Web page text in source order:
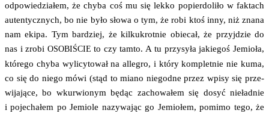
odpo­wie­dzia­łem, że chy­ba coś mu się lek­ko popier­do­li­ło w fak­tach
auten­tycz­nych, bo nie było sło­wa o tym, że robi ktoś inny, niż zna­na
nam eki­pa. Tym bar­dziej, że kil­ku­krot­nie obie­cał, że przyj­dzie do
nas i zro­bi OSOBIŚCIE to czy tam­to. A tu przy­sy­ła jakie­goś Jemio­ła,
któ­re­go chy­ba wyli­cy­to­wał na alle­gro, i któ­ry kom­plet­nie nie kuma,
co się do nie­go mówi (stąd to mia­no nie­god­ne przez wpi­sy się prze­
wi­ja­ją­ce, bo wkur­wio­nym będąc zacho­wa­łem się dosyć nie­ład­nie
i poje­cha­łem po Jemio­le nazy­wa­jąc go Jemio­łem, pomi­mo tego, że